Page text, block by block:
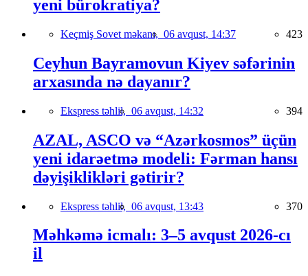
yeni bürokratiya?
Keçmiş Sovet məkanı, 06 avqust, 14:37 423
Ceyhun Bayramovun Kiyev səfərinin
arxasında nə dayanır?
Ekspress təhlil, 06 avqust, 14:32 394
AZAL, ASCO və “Azərkosmos” üçün
yeni idarəetmə modeli: Fərman hansı
dəyişiklikləri gətirir?
Ekspress təhlil, 06 avqust, 13:43 370
Məhkəmə icmalı: 3–5 avqust 2026-cı
il